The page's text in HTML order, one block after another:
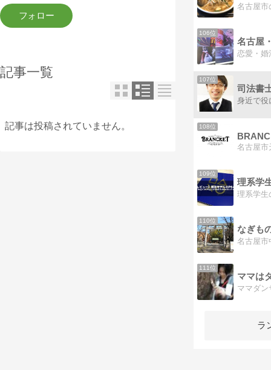
記事一覧
記事は投稿されていません。
106位
107位
108位
109位
理系学
110位
なぎも
111位
ママは
ラ